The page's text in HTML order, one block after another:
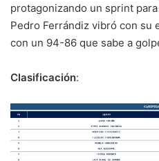
protagonizando un sprint
Pedro Ferrándiz vibró con su
con un 94-86 que sabe a
Clasificación: